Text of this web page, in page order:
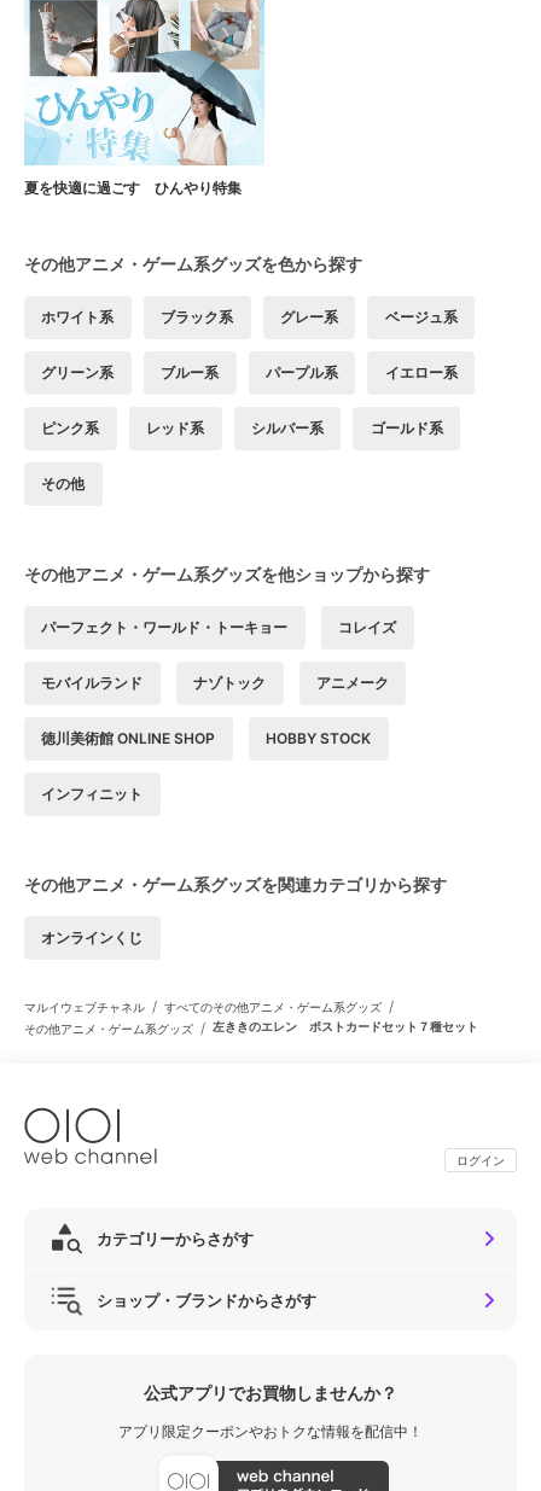
夏を快適に過ごす ひんやり特集
その他アニメ・ゲーム系グッズを色から探す
ホワイト系 ブラック系 グレー系 ベージュ系
グリーン系 ブルー系 パープル系 イエロー系
ピンク系 レッド系 シルバー系 ゴールド系
その他
その他アニメ・ゲーム系グッズを他ショップから探す
パーフェクト・ワールド・トーキョー コレイズ
モバイルランド ナゾトック アニメーク
徳川美術館 ONLINE SHOP HOBBY STOCK
インフィニット
その他アニメ・ゲーム系グッズを関連カテゴリから探す
オンラインくじ
マルイウェブチャネル / すべてのその他アニメ・ゲーム系グッズ /
その他アニメ・ゲーム系グッズ / 左ききのエレン ポストカードセット７種セット
ログイン
カテゴリーからさがす
ショップ・ブランドからさがす
公式アプリでお買物しませんか？
アプリ限定クーポンやおトクな情報を配信中！